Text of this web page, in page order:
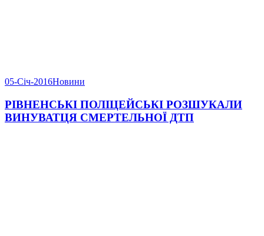
05-Січ-2016Новини
РІВНЕНСЬКІ ПОЛІЦЕЙСЬКІ РОЗШУКАЛИ
ВИНУВАТЦЯ СМЕРТЕЛЬНОЇ ДТП